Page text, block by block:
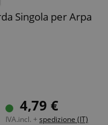
Singola per Arpa
4,79 €
IVA.incl. + spedizione (IT)